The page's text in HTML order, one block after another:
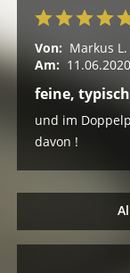
Von: Markus L.
Am: 11.06.2020
feine,
und im
davon !